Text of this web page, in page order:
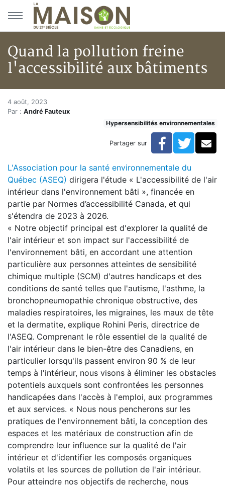
Aller au menu principal
Aller au contenu principal
Quand la pollution freine
l'accessibilité aux bâtiments
Accueil
Articles
Quand la pollution freine l'accessibilité aux bâtiments
Quand la pollution freine
4 août, 2023
Par : André Fauteux
Hypersensibilités environnementales
Partager sur Facebook
L'Association pour la santé environnementale du
Québec (ASEQ) dirigera l'étude « L'accessibilité de l'air
intérieur dans l'environnement bâti », financée en
partie par Normes d’accessibilité Canada, et qui
s'étendra de 2023 à 2026.
« Notre objectif principal est d'explorer la qualité de
l'air intérieur et son impact sur l'accessibilité de
l'environnement bâti, en accordant une attention
particulière aux personnes atteintes de sensibilité
chimique multiple (SCM) d'autres handicaps et des
conditions de santé telles que l'autisme, l'asthme, la
bronchopneumopathie chronique obstructive, des
maladies respiratoires, les migraines, les maux de tête
et la dermatite, explique Rohini Peris, directrice de
l'ASEQ. Comprenant le rôle essentiel de la qualité de
l'air intérieur dans le bien-être des Canadiens, en
particulier lorsqu'ils passent environ 90 % de leur
temps à l'intérieur, nous visons à éliminer les obstacles
potentiels auxquels sont confrontées les personnes
handicapées dans l'accès à l'emploi, aux programmes
et aux services. « Nous nous pencherons sur les
pratiques de l'environnement bâti, la conception des
espaces et les matériaux de construction afin de
comprendre leur influence sur la qualité de l'air
intérieur et d'identifier les composés organiques
volatils et les sources de pollution de l'air intérieur.
Pour atteindre nos objectifs de recherche, nous